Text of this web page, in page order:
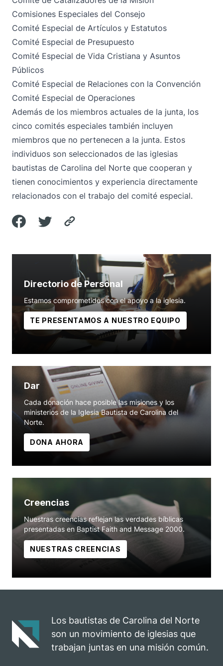
Comisiones Especiales del Consejo
Comité Especial de Artículos y Estatutos
Comité Especial de Presupuesto
Comité Especial de Vida Cristiana y Asuntos
Públicos
Comité Especial de Relaciones con la Convención
Comité Especial de Operaciones
Además de los miembros actuales de la junta, los
cinco comités especiales también incluyen
miembros que no pertenecen a la junta. Estos
individuos son seleccionados de las iglesias
bautistas de Carolina del Norte que cooperan y
tienen conocimientos y experiencia directamente
relacionados con el trabajo del comité especial.
Directorio de Personal
Estamos comprometidos con el apoyo a la iglesia.
TE PRESENTAMOS A NUESTRO EQUIPO
Dar
Cada donación hace posible las misiones y los
ministerios de la Iglesia Bautista de Carolina del
Norte.
DONA AHORA
Creencias
Nuestras creencias reflejan las verdades bíblicas
presentadas en Baptist Faith and Message 2000.
NUESTRAS CREENCIAS
Los bautistas de Carolina del Norte
son un movimiento de iglesias que
trabajan juntas en una misión común.